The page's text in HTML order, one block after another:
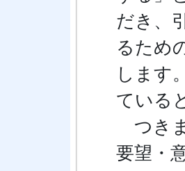
だき、
るため
します
ている
つき
要望・